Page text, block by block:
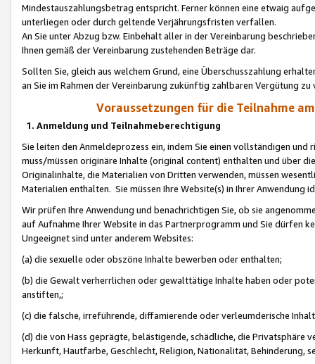
Mindestauszahlungsbetrag entspricht. Ferner können eine etwaig
unterliegen oder durch geltende Verjährungsfristen verfallen.
An Sie unter Abzug bzw. Einbehalt aller in der Vereinbarung
Ihnen gemäß der Vereinbarung zustehenden Beträge dar.
Sollten Sie, gleich aus welchem Grund, eine Überschusszahlung
an Sie im Rahmen der Vereinbarung zukünftig zahlbaren Vergütung zu
Voraussetzungen für die Teilnahme
1. Anmeldung und Teilnahmeberechtigung
Sie leiten den Anmeldeprozess ein, indem Sie einen vollständigen
muss/müssen originäre Inhalte (original content) enthalten und über
Originalinhalte, die Materialien von Dritten verwenden, müssen
Materialien enthalten. Sie müssen Ihre Website(s) in Ihrer Anwendung
Wir prüfen Ihre Anwendung und benachrichtigen Sie, ob sie
auf Aufnahme Ihrer Website in das Partnerprogramm und Sie dürfen
Ungeeignet sind unter anderem Websites:
(a) die sexuelle oder obszöne Inhalte bewerben oder enthalten;
(b) die Gewalt verherrlichen oder gewalttätige Inhalte haben oder
anstiften,;
(c) die falsche, irreführende, diffamierende oder verleumderische
(d) die von Hass geprägte, belästigende, schädliche, die Privatsphäre
Herkunft, Hautfarbe, Geschlecht, Religion, Nationalität, Behinderung,